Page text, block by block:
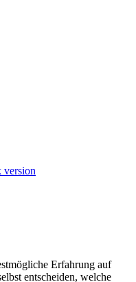
version
Erfahrung auf
entscheiden, welche